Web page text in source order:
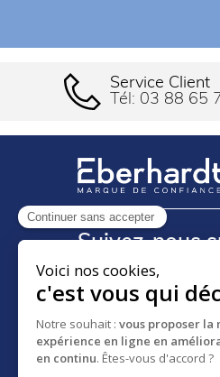
Continuer sans accepter
Voici nos cookies,
c'est vous qui
Notre souhait : vous proposer la
expérience en ligne en
en continu. Êtes-vous d'accord ?
Service Client
Tél: 03 88 65
Suivez-nous
18 RUE DES FRÈRES
BP 30083 - F-67024
STRASBOURG